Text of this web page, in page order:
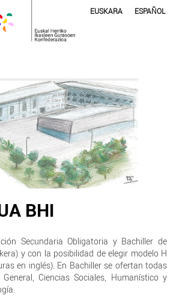
EUSKARA ESPAÑOL
BHI
Secundaria Obligatoria y Bachiller de
y con la posibilidad de elegir modelo H
en inglés). En Bachiller se ofertan todas
Ciencias Sociales, Humanístico y